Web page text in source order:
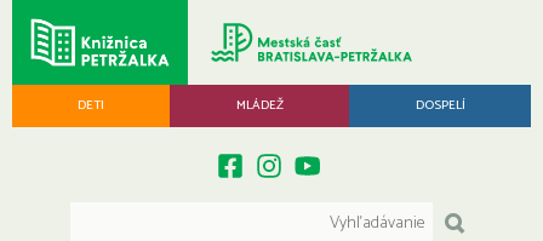
DETI MLÁDEŽ DOSPELÍ